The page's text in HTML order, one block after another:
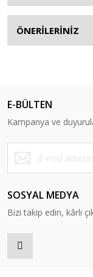
ÖNERİLERİNİZ
E-BÜLTEN
Kampanya ve
SOSYAL MEDYA
Bizi takip edin, kârlı